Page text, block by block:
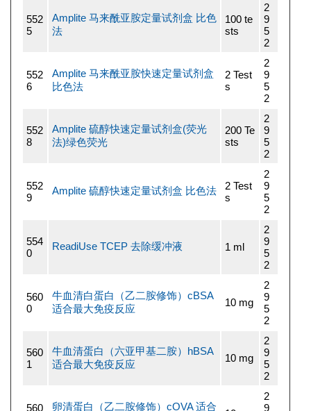
552
5
Amplite 马来酰亚胺定量试剂盒 比色
法
100 te
sts
2
9
5
2
552
6
Amplite 马来酰亚胺快速定量试剂盒
比色法
2 Test
s
2
9
5
2
552
8
Amplite 硫醇快速定量试剂盒(荧光
法)绿色荧光
200 Te
sts
2
9
5
2
552
9
Amplite 硫醇快速定量试剂盒 比色法
2 Test
s
2
9
5
2
554
0
ReadiUse TCEP 去除缓冲液 1 ml
2
9
5
2
560
0
牛血清白蛋白（乙二胺修饰）cBSA
适合最大免疫反应
10 mg
2
9
5
2
560
1
牛血清蛋白（六亚甲基二胺）hBSA
适合最大免疫反应
10 mg
2
9
5
2
560
卵清蛋白（乙二胺修饰）cOVA 适合
2
9